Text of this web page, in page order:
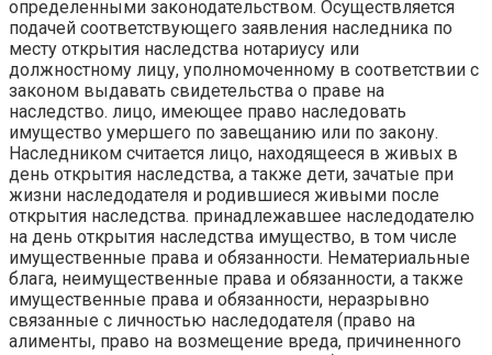
определенными законодательством. Осуществляется
подачей соответствующего заявления наследника по
месту открытия наследства нотариусу или
должностному лицу, уполномоченному в соответствии с
законом выдавать свидетельства о праве на
наследство. лицо, имеющее право наследовать
имущество умершего по завещанию или по закону.
Наследником считается лицо, находящееся в живых в
день открытия наследства, а также дети, зачатые при
жизни наследодателя и родившиеся живыми после
открытия наследства. принадлежавшее наследодателю
на день открытия наследства имущество, в том числе
имущественные права и обязанности. Нематериальные
блага, неимущественные права и обязанности, а также
имущественные права и обязанности, неразрывно
связанные с личностью наследодателя (право на
алименты, право на возмещение вреда, причиненного